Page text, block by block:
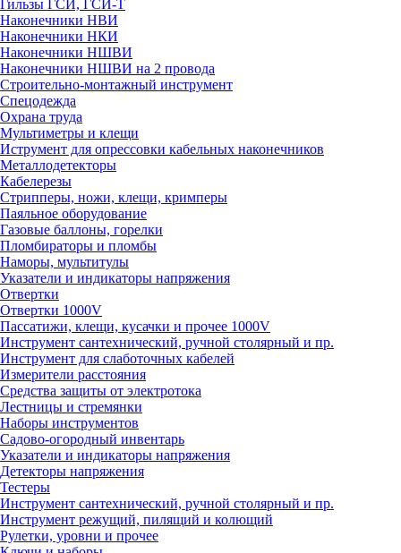
Гильзы ГСИ, ГСИ-Т
Наконечники НВИ
Наконечники НКИ
Наконечники НШВИ
Наконечники НШВИ на 2 провода
Строительно-монтажный инструмент
Спецодежда
Охрана труда
Мультиметры и клещи
Иструмент для опрессовки кабельных наконечников
Металлодетекторы
Кабелерезы
Стрипперы, ножи, клещи, кримперы
Паяльное оборудование
Газовые баллоны, горелки
Пломбираторы и пломбы
Наморы, мультитулы
Указатели и индикаторы напряжения
Отвертки
Отвертки 1000V
Пассатижи, клещи, кусачки и прочее 1000V
Инструмент сантехнический, ручной столярный и пр.
Инструмент для слаботочных кабелей
Измерители расстояния
Средства защиты от электротока
Лестницы и стремянки
Наборы инструментов
Садово-огородный инвентарь
Указатели и индикаторы напряжения
Детекторы напряжения
Тестеры
Инструмент сантехнический, ручной столярный и пр.
Инструмент режущий, пилящий и колющий
Рулетки, уровни и прочее